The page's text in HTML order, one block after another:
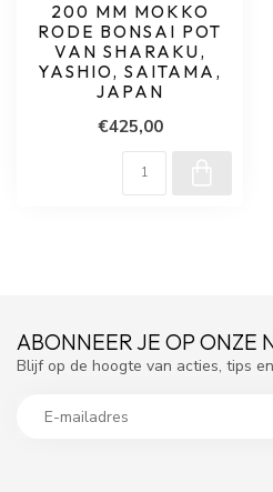
200 MM MOKKO
RODE BONSAI POT
VAN SHARAKU,
YASHIO, SAITAMA,
JAPAN
€425,00
ABONNEER JE OP ONZE
Blijf op de hoogte van acties, tips